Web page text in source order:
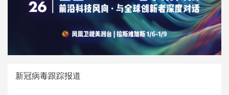
新冠病毒跟踪报道